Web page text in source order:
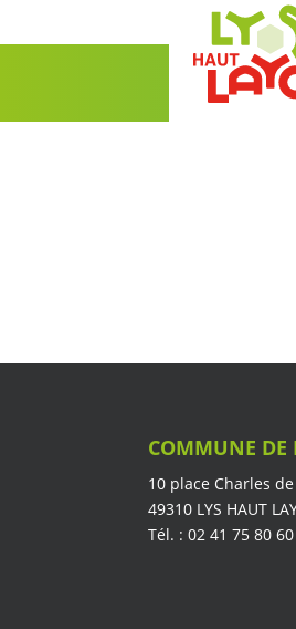
COMMUNE DE
10 place Charles
49310 LYS HAUT
Tél. : 02 41 75 80 60